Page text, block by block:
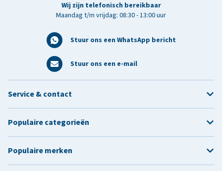
Wij zijn telefonisch bereikbaar
Maandag t/m vrijdag: 08:30 - 13:00 uur
Stuur ons een WhatsApp bericht
Stuur ons een e-mail
Service & contact
Populaire categorieën
Populaire merken